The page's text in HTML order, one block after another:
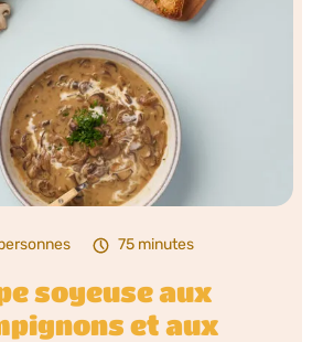
75 minutes
soyeuse aux
et aux